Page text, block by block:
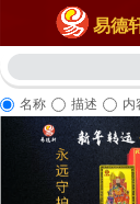
易德
名称 描述 内